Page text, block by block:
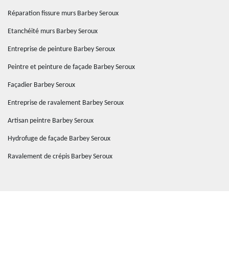
Réparation fissure murs Barbey Seroux
Etanchéité murs Barbey Seroux
Entreprise de peinture Barbey Seroux
Peintre et peinture de façade Barbey Seroux
Façadier Barbey Seroux
Entreprise de ravalement Barbey Seroux
Artisan peintre Barbey Seroux
Hydrofuge de façade Barbey Seroux
Ravalement de crépis Barbey Seroux